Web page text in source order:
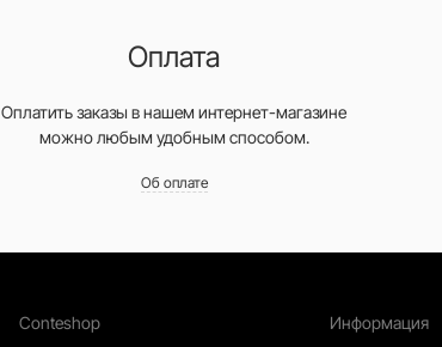
Оплата
Оплатить заказы в нашем интернет-магазине
можно любым удобным способом.
Об оплате
Conteshop Информация